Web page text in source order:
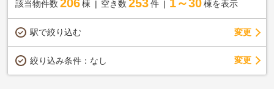
該当物件数 206棟 空き数 253 件 1～30 棟を表示
駅で絞り込む 変更
絞り込み条件： なし 変更